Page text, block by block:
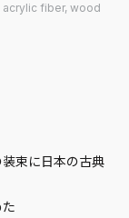
acrylic fiber, wood
束に日本の古典